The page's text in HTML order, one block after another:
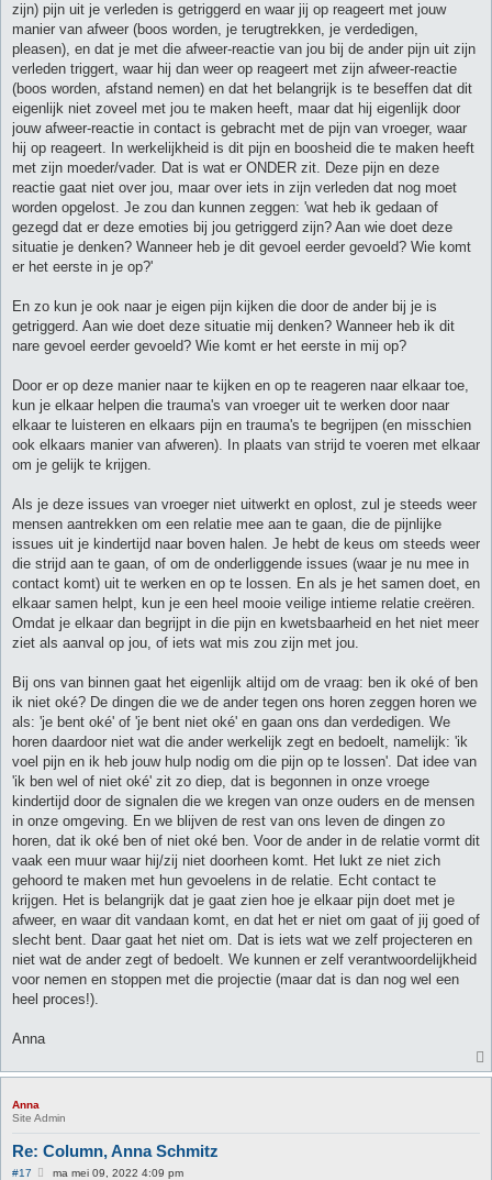
zijn) pijn uit je verleden is getriggerd en waar jij op reageert met jouw
manier van afweer (boos worden, je terugtrekken, je verdedigen,
pleasen), en dat je met die afweer-reactie van jou bij de ander pijn uit zijn
verleden triggert, waar hij dan weer op reageert met zijn afweer-reactie
(boos worden, afstand nemen) en dat het belangrijk is te beseffen dat dit
eigenlijk niet zoveel met jou te maken heeft, maar dat hij eigenlijk door
jouw afweer-reactie in contact is gebracht met de pijn van vroeger, waar
hij op reageert. In werkelijkheid is dit pijn en boosheid die te maken heeft
met zijn moeder/vader. Dat is wat er ONDER zit. Deze pijn en deze
reactie gaat niet over jou, maar over iets in zijn verleden dat nog moet
worden opgelost. Je zou dan kunnen zeggen: 'wat heb ik gedaan of
gezegd dat er deze emoties bij jou getriggerd zijn? Aan wie doet deze
situatie je denken? Wanneer heb je dit gevoel eerder gevoeld? Wie komt
er het eerste in je op?'
En zo kun je ook naar je eigen pijn kijken die door de ander bij je is
getriggerd. Aan wie doet deze situatie mij denken? Wanneer heb ik dit
nare gevoel eerder gevoeld? Wie komt er het eerste in mij op?
Door er op deze manier naar te kijken en op te reageren naar elkaar toe,
kun je elkaar helpen die trauma's van vroeger uit te werken door naar
elkaar te luisteren en elkaars pijn en trauma's te begrijpen (en misschien
ook elkaars manier van afweren). In plaats van strijd te voeren met elkaar
om je gelijk te krijgen.
Als je deze issues van vroeger niet uitwerkt en oplost, zul je steeds weer
mensen aantrekken om een relatie mee aan te gaan, die de pijnlijke
issues uit je kindertijd naar boven halen. Je hebt de keus om steeds weer
die strijd aan te gaan, of om de onderliggende issues (waar je nu mee in
contact komt) uit te werken en op te lossen. En als je het samen doet, en
elkaar samen helpt, kun je een heel mooie veilige intieme relatie creëren.
Omdat je elkaar dan begrijpt in die pijn en kwetsbaarheid en het niet meer
ziet als aanval op jou, of iets wat mis zou zijn met jou.
Bij ons van binnen gaat het eigenlijk altijd om de vraag: ben ik oké of ben
ik niet oké? De dingen die we de ander tegen ons horen zeggen horen we
als: 'je bent oké' of 'je bent niet oké' en gaan ons dan verdedigen. We
horen daardoor niet wat die ander werkelijk zegt en bedoelt, namelijk: 'ik
voel pijn en ik heb jouw hulp nodig om die pijn op te lossen'. Dat idee van
'ik ben wel of niet oké' zit zo diep, dat is begonnen in onze vroege
kindertijd door de signalen die we kregen van onze ouders en de mensen
in onze omgeving. En we blijven de rest van ons leven de dingen zo
horen, dat ik oké ben of niet oké ben. Voor de ander in de relatie vormt dit
vaak een muur waar hij/zij niet doorheen komt. Het lukt ze niet zich
gehoord te maken met hun gevoelens in de relatie. Echt contact te
krijgen. Het is belangrijk dat je gaat zien hoe je elkaar pijn doet met je
afweer, en waar dit vandaan komt, en dat het er niet om gaat of jij goed of
slecht bent. Daar gaat het niet om. Dat is iets wat we zelf projecteren en
niet wat de ander zegt of bedoelt. We kunnen er zelf verantwoordelijkheid
voor nemen en stoppen met die projectie (maar dat is dan nog wel een
heel proces!).
Anna
Anna
Site Admin
Re: Column, Anna Schmitz
#17
Bma mei 09, 2022 4:09 pm